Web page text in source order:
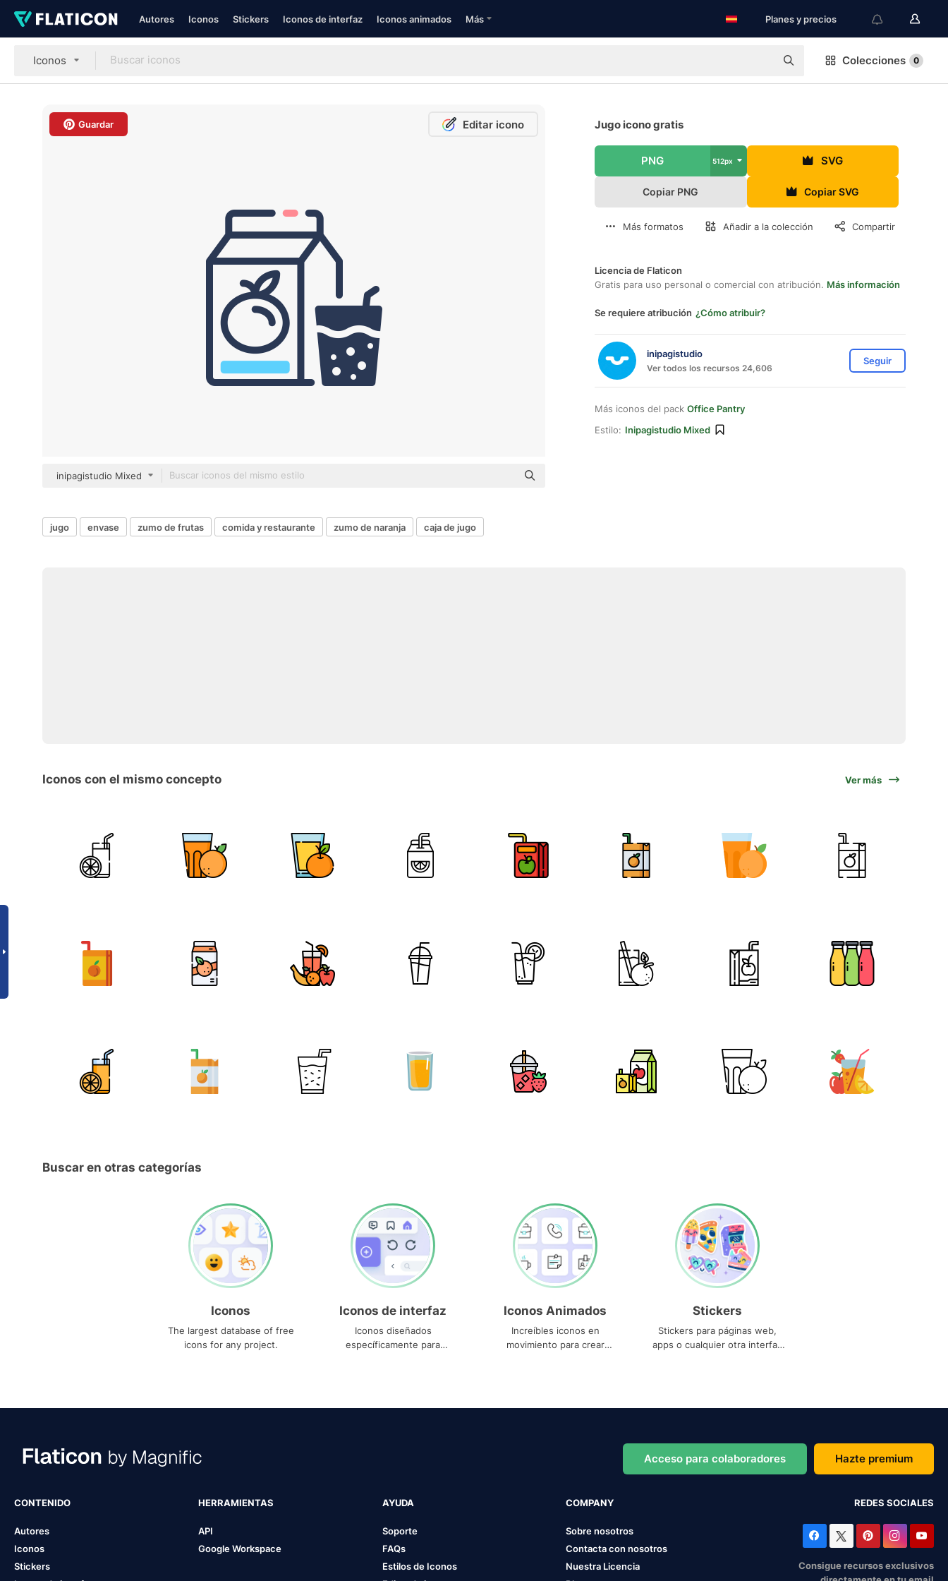
Autores Iconos Stickers Iconos de interfaz Iconos animados Más Planes y precios
Iconos Colecciones 0
Guardar Editar icono
inipagistudio Mixed
Jugo icono gratis
PNG 512px SVG
Copiar PNG Copiar SVG
Más formatos Añadir a la colección Compartir
Licencia de Flaticon
Gratis para uso personal o comercial con atribución. Más información
Se requiere atribución ¿Cómo atribuir?
inipagistudio
Ver todos los recursos 24,606
Seguir
Más iconos del pack Office Pantry
Estilo: Inipagistudio Mixed
jugo envase zumo de frutas comida y restaurante zumo de naranja caja de jugo
Iconos con el mismo concepto Ver más
Buscar en otras categorías
Iconos
The largest database of free
icons for any project.
Iconos de interfaz
Iconos diseñados
específicamente para
Iconos Animados
Increíbles iconos en
movimiento para crear
Stickers
Stickers para páginas web,
apps o cualquier otra interfaz
Acceso para colaboradores Hazte premium
CONTENIDO
Autores
Iconos
Stickers
HERRAMIENTAS
API
Google Workspace
AYUDA
Soporte
FAQs
Estilos de Iconos
COMPANY
Sobre nosotros
Contacta con nosotros
Nuestra Licencia
REDES SOCIALES
Consigue recursos exclusivos